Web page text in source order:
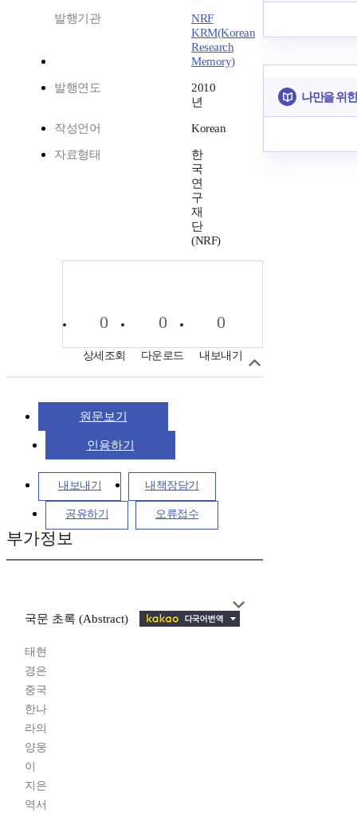
발행기관
NRF
KRM(Korean
Research
Memory)
발행연도
2010
년
작성언어 Korean
자료형태
한
국
연
구
재
단
(NRF)
0
상세조회
0
다운로드
0
내보내기
원문보기
인용하기
내보내기 내책장담기
공유하기 오류접수
부가정보
국문 초록 (Abstract)
태현
경은
중국
한나
라의
양웅
이
지은
역서
나만을 위